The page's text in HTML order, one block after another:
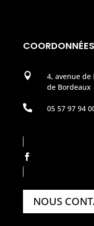
COORDONNÉES

4, avenue de
de Bordeaux
 05 57 97 94
NOUS